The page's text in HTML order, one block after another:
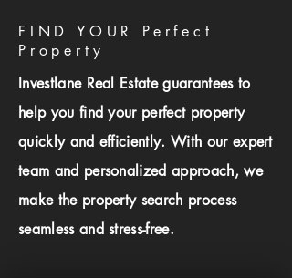
FIND YOUR Perfect
Property
Investlane Real Estate guarantees to
help you find your perfect property
quickly and efficiently. With our expert
team and personalized approach, we
make the property search process
seamless and stress-free.